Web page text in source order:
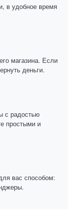
в удобное время
магазина. Если
деньги.
с радостью
простыми и
вас способом: